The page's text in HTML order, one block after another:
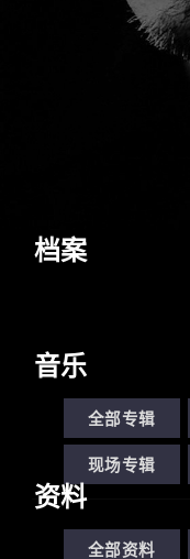
档案
音乐
全部专辑
现场专辑
资料
全部资料